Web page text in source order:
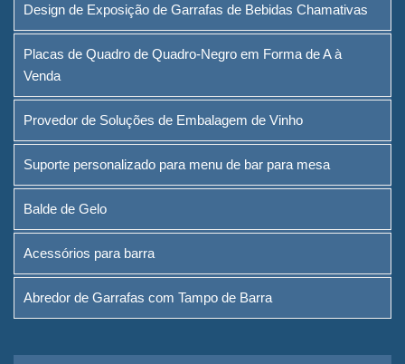
Design de Exposição de Garrafas de Bebidas Chamativas
Placas de Quadro de Quadro-Negro em Forma de A à
Venda
Provedor de Soluções de Embalagem de Vinho
Suporte personalizado para menu de bar para mesa
Balde de Gelo
Acessórios para barra
Abredor de Garrafas com Tampo de Barra